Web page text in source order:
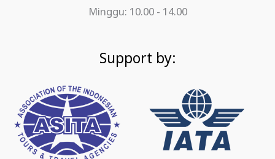
Minggu: 10.00 - 14.00
Support by: